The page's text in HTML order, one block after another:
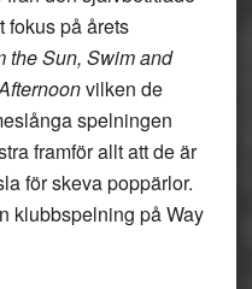
fokus på årets
the Sun, Swim and
vilken de
spelningen
framför allt att de är
för skeva poppärlor.
klubbspelning på Way